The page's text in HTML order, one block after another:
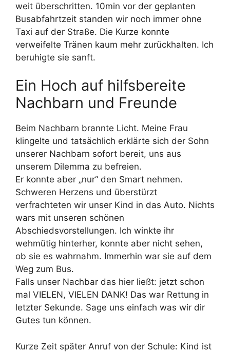
weit überschritten. 10min vor der geplanten
Busabfahrtzeit standen wir noch immer ohne
Taxi auf der Straße. Die Kurze konnte
verweifelte Tränen kaum mehr zurückhalten. Ich
beruhigte sie sanft.
Ein Hoch auf hilfsbereite
Nachbarn und Freunde
Beim Nachbarn brannte Licht. Meine Frau
klingelte und tatsächlich erklärte sich der Sohn
unserer Nachbarn sofort bereit, uns aus
unserem Dilemma zu befreien.
Er konnte aber „nur“ den Smart nehmen.
Schweren Herzens und überstürzt
verfrachteten wir unser Kind in das Auto. Nichts
wars mit unseren schönen
Abschiedsvorstellungen. Ich winkte ihr
wehmütig hinterher, konnte aber nicht sehen,
ob sie es wahrnahm. Immerhin war sie auf dem
Weg zum Bus.
Falls unser Nachbar das hier ließt: jetzt schon
mal VIELEN, VIELEN DANK! Das war Rettung in
letzter Sekunde. Sage uns einfach was wir dir
Gutes tun können.
Kurze Zeit später Anruf von der Schule: Kind ist